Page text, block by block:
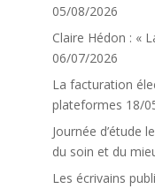
05/08/2026
Claire Hédon : «
06/07/2026
La facturation
plateformes 18/
Journée d’étude
du soin et du
Les écrivains